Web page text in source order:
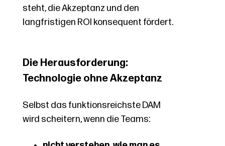
steht, die Akzeptanz und den
langfristigen ROI konsequent fördert.
Die Herausforderung:
Technologie ohne Akzeptanz
Selbst das funktionsreichste DAM
wird scheitern, wenn die Teams: